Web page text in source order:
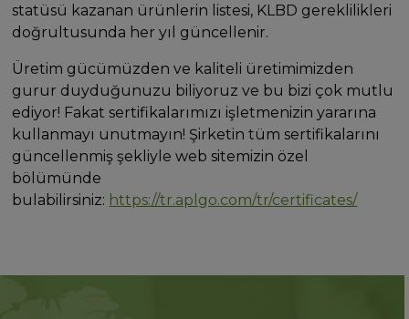
statüsü kazanan ürünlerin listesi, KLBD gereklilikleri
doğrultusunda her yıl güncellenir.
Üretim gücümüzden ve kaliteli üretimimizden
gurur duyduğunuzu biliyoruz ve bu bizi çok mutlu
ediyor! Fakat sertifikalarımızı işletmenizin yararına
kullanmayı unutmayın! Şirketin tüm sertifikalarını
güncellenmiş şekliyle web sitemizin özel
bölümünde
bulabilirsiniz: https://tr.aplgo.com/tr/certificates/